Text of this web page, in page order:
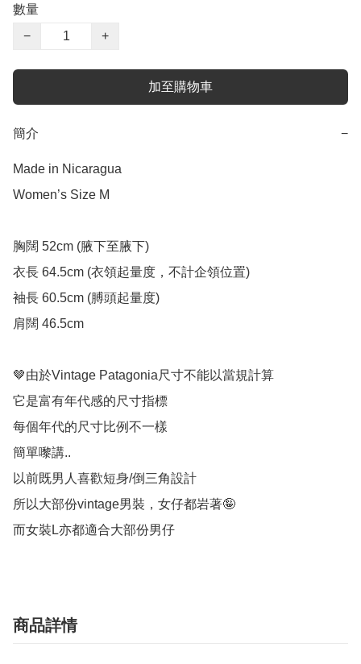
數量
−
+
加至購物車
簡介 −
Made in Nicaragua
Women’s Size M
胸闊 52cm (腋下至腋下)
衣長 64.5cm (衣領起量度，不計企領位置)
袖長 60.5cm (膊頭起量度)
肩闊 46.5cm
🤎由於Vintage Patagonia尺寸不能以當規計算
它是富有年代感的尺寸指標
每個年代的尺寸比例不一樣
簡單嚟講..
以前既男人喜歡短身/倒三角設計
所以大部份vintage男裝，女仔都岩著🤪
商品詳情